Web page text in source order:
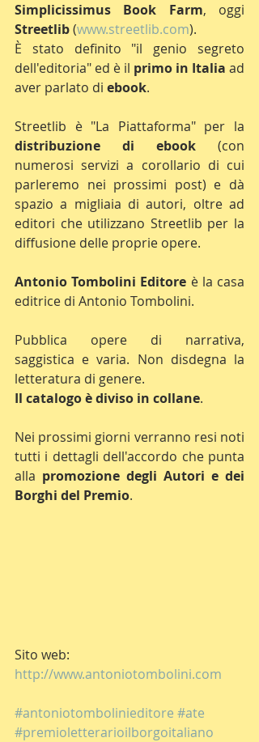
Simplicissimus Book Farm
Streetlib (www.streetlib.com).
È stato definito "il genio segreto
dell'editoria" ed è il primo in Italia ad
aver parlato di ebook.
distribuzione di ebook (con
numerosi servizi a corollario di cui
parleremo nei prossimi post) e dà
spazio a migliaia di autori, oltre ad
editori che utilizzano Streetlib per la
diffusione delle proprie opere.
Antonio Tombolini Editore è la casa
editrice di Antonio Tombolini.
Pubblica opere di narrativa,
saggistica e varia. Non disdegna la
letteratura di genere.
Il catalogo è diviso in collane.
Nei prossimi giorni verranno resi noti
tutti i dettagli dell'accordo che punta
alla promozione degli Autori e dei
Borghi del Premio.
Sito web:
http://www.antoniotombolini.com
#antoniotombolinieditore #ate
#premioletterarioilborgoitaliano